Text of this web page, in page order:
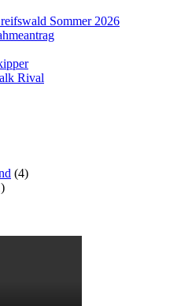
Sommer 2026
Rival
(4)